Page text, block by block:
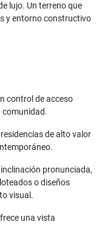
lujo. Un terreno que
y entorno constructivo
control de acceso
comunidad.
de alto valor
pronunciada,
o diseños
visual.
una vista